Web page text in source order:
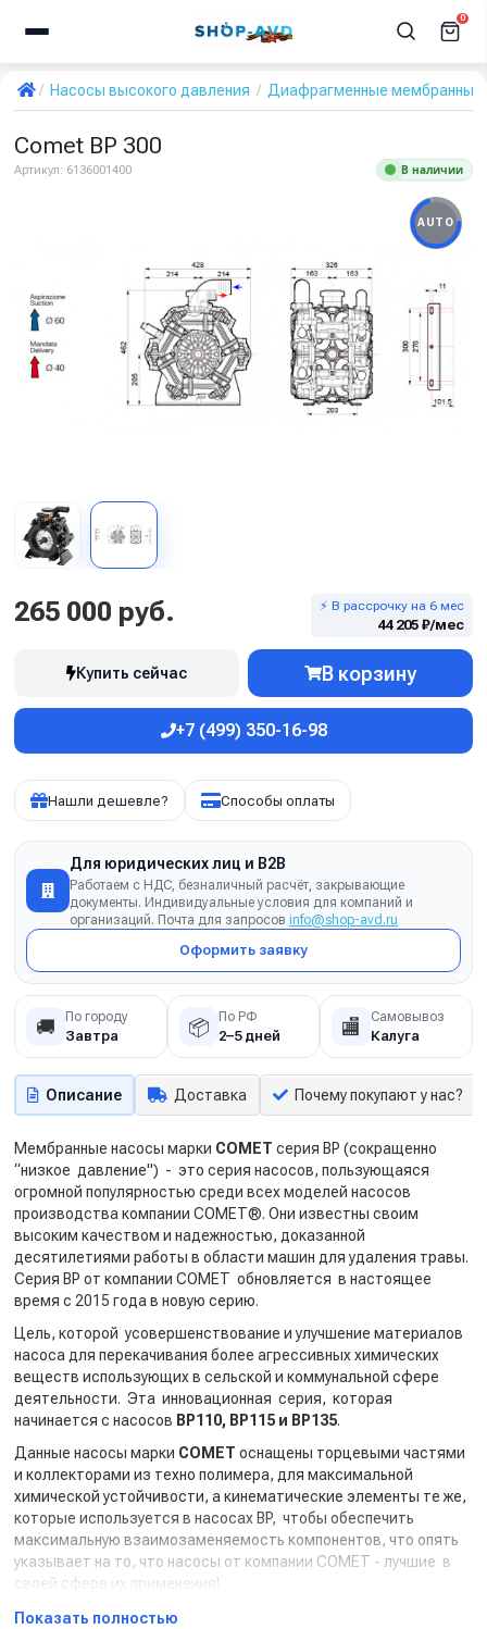
0
Насосы высокого давления Диафрагменные мембранные
Comet BP 300
Артикул: 6136001400 В наличии
AUTO
265 000 руб. ⚡ В рассрочку на 6 мес
44 205 ₽/мес
Купить сейчас В корзину
+7 (499) 350-16-98
Нашли дешевле? Способы оплаты
Для юридических лиц и B2B
Работаем с НДС, безналичный расчёт, закрывающие
документы. Индивидуальные условия для компаний и
организаций. Почта для запросов info@shop-avd.ru
Оформить заявку
🚚 По городу
Завтра 📦 По РФ
2–5 дней 🏬 Самовывоз
Калуга
Описание Доставка Почему покупают у нас?
Мембранные насосы марки COMET серия BP (сокращенно
“низкое давление") - это серия насосов, пользующаяся
огромной популярностью среди всех моделей насосов
производства компании COMET®. Они известны своим
высоким качеством и надежностью, доказанной
десятилетиями работы в области машин для удаления травы.
Серия ВР от компании COMET обновляется в настоящее
время с 2015 года в новую серию.
Цель, которой усовершенствование и улучшение материалов
насоса для перекачивания более агрессивных химических
веществ использующих в сельской и коммунальной сфере
деятельности. Эта инновационная серия, которая
начинается с насосов BP110, BP115 и BP135.
Данные насосы марки COMET оснащены торцевыми частями
и коллекторами из техно полимера, для максимальной
химической устойчивости, а кинематические элементы те же,
которые используется в насосах BP, чтобы обеспечить
максимальную взаимозаменяемость компонентов, что опять
указывает на то, что насосы от компании COMET - лучшие в
своей сфере их применения!
Показать полностью